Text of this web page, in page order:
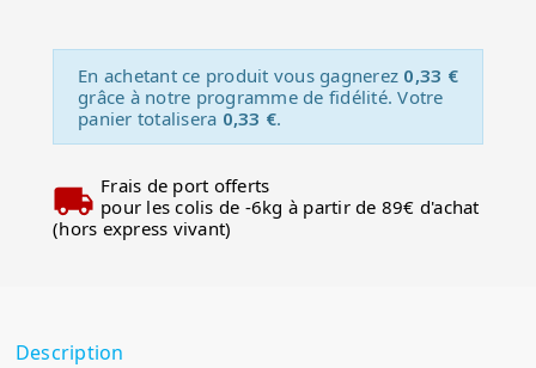
En achetant ce produit vous gagnerez 0,33 €
grâce à notre programme de fidélité. Votre
panier totalisera 0,33 €.
Frais de port offerts
pour les colis de -6kg à partir de 89€ d'achat
(hors express vivant)
Description